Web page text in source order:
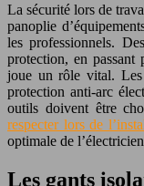
La sécurité lors de travaux électriques est primordiale. Pour cela, une
panoplie
les professionnels.
protection, en passant
joue un rôle vital. Les
protection anti-arc
outils doivent être
respecter lors de
optimale de
Les gants